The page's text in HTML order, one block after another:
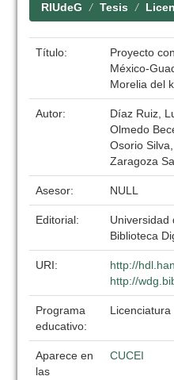
RIUdeG Tesis
Título:
Proyecto
México-
Morelia del
Autor:
Díaz Ruiz,
Olmedo
Osorio
Zaragoza
Asesor: NULL
Editorial:
Universidad
Biblioteca
URI:
http://
http://
Programa
educativo:
Aparece en
las
CUCEI